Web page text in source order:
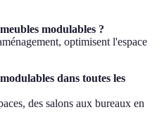
modulables ?
optimisent l'espace
dans toutes les
des salons aux bureaux en